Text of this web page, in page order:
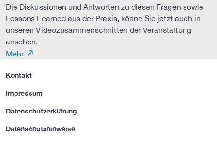
Die Diskussionen und Antworten zu diesen Fragen sowie
Lessons Learned aus der Praxis, könne Sie jetzt auch in
unseren Videozusammenschnitten der Veranstaltung
ansehen.
Mehr
Kontakt
Impressum
Datenschutzerklärung
Datenschutzhinweise